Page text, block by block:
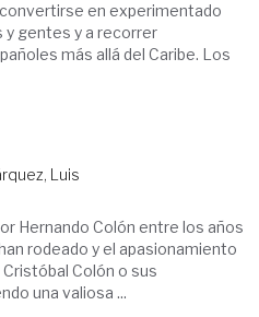
en experimentado
y gentes y a recorrer
más allá del Caribe. Los
Luis
Hernando Colón entre los años
rodeado y el apasionamiento
Colón o sus
una valiosa ...